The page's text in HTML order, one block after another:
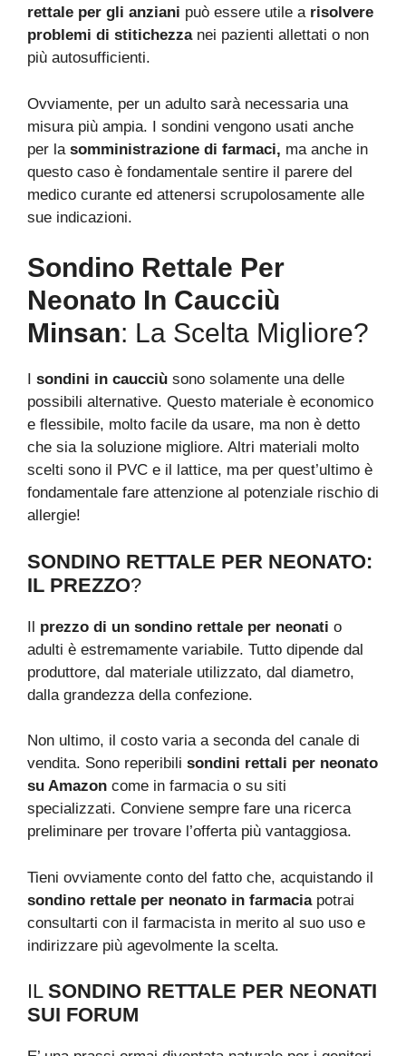
rettale per gli anziani può essere utile a risolvere
problemi di stitichezzanei pazienti allettati o non
più autosufficienti.
Ovviamente, per un adulto sarà necessaria una
misura più ampia. I sondini vengono usati anche
per la somministrazione di farmaci, ma anche in
questo caso è fondamentale sentire il parere del
medico curante ed attenersi scrupolosamente alle
sue indicazioni.
Sondino Rettale Per
Neonato In Caucciù
Minsan: La Scelta Migliore?
I sondini in caucciù sono solamente una delle
possibili alternative. Questo materiale è economico
e flessibile, molto facile da usare, ma non è detto
che sia la soluzione migliore. Altri materiali molto
scelti sono il PVC e il lattice, ma per quest’ultimo è
fondamentale fare attenzione al potenziale rischio di
allergie!
SONDINO RETTALE PER NEONATO:
IL PREZZO?
Il prezzo di un sondino rettale per neonati o
adulti è estremamente variabile. Tutto dipende dal
produttore, dal materiale utilizzato, dal diametro,
dalla grandezza della confezione.
Non ultimo, il costo varia a seconda del canale di
vendita. Sono reperibili sondini rettali per neonato
su Amazon come in farmacia o su siti
specializzati. Conviene sempre fare una ricerca
preliminare per trovare l’offerta più vantaggiosa.
Tieni ovviamente conto del fatto che, acquistando il
sondino rettale per neonato in farmaciapotrai
consultarti con il farmacista in merito al suo uso e
indirizzare più agevolmente la scelta.
IL SONDINO RETTALE PER NEONATI
SUI FORUM